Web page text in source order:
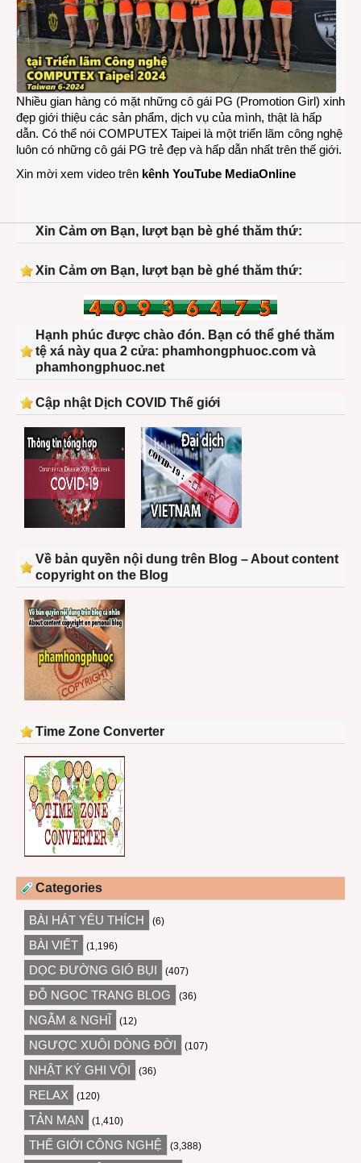
Nhiều gian hàng có mặt những cô gái PG (Promotion Girl) xinh
đẹp giới thiệu các sản phẩm, dịch vụ của mình, thật là hấp
dẫn. Có thể nói COMPUTEX Taipei là một triển lãm công nghệ
luôn có những cô gái PG trẻ đẹp và hấp dẫn nhất trên thế giới.
Xin mời xem video trên kênh YouTube MediaOnline
Xin Cảm ơn Bạn, lượt bạn bè ghé thăm thứ:
Xin Cảm ơn Bạn, lượt bạn bè ghé thăm thứ:
Hạnh phúc được chào đón. Bạn có thể ghé thăm
tệ xá này qua 2 cửa: phamhongphuoc.com và
phamhongphuoc.net
Cập nhật Dịch COVID Thế giới
Về bản quyền nội dung trên Blog – About content
copyright on the Blog
Time Zone Converter
Categories
BÀI HÁT YÊU THÍCH (6)
BÀI VIẾT (1,196)
DỌC ĐƯỜNG GIÓ BỤI (407)
ĐỖ NGỌC TRANG BLOG (36)
NGẪM & NGHĨ (12)
NGƯỢC XUÔI DÒNG ĐỜI (107)
NHẬT KÝ GHI VỘI (36)
RELAX (120)
TẢN MẠN (1,410)
THẾ GIỚI CÔNG NGHỆ (3,388)